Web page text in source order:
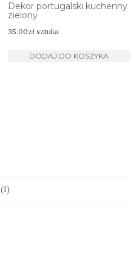
Dekor portugalski kuchenny
zielony
35.00zł sztuka
DODAJ DO KOSZYKA
(1)